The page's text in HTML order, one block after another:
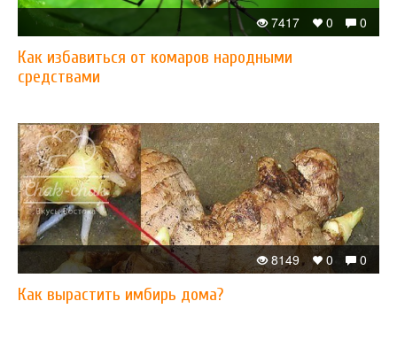
0
0
7417
Как избавиться от комаров народными
средствами
0
0
8149
Как вырастить имбирь дома?